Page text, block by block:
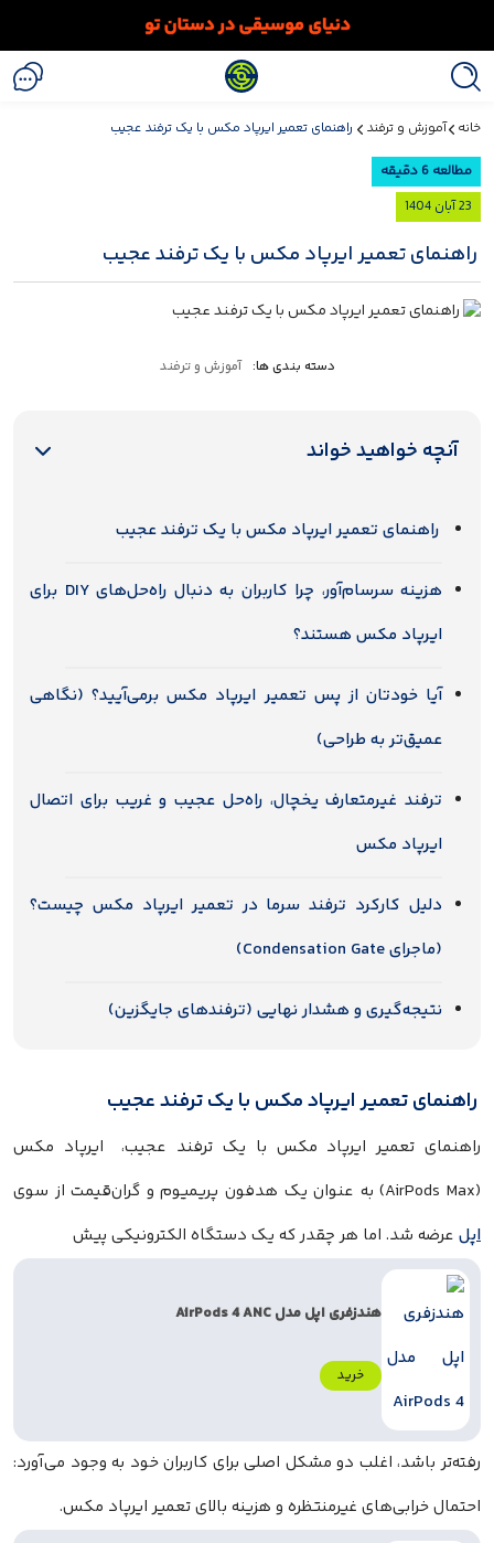
خانه آموزش و ترفند راهنمای تعمیر ایرپاد مکس با یک ترفند عجیب
مطالعه 6 دقیقه
23 آبان 1404
راهنمای تعمیر ایرپاد مکس با یک ترفند عجیب
دسته بندی ها: آموزش و ترفند
آنچه خواهید خواند
راهنمای تعمیر ایرپاد مکس با یک ترفند عجیب
هزینه سرسام‌آور، چرا کاربران به دنبال راه‌حل‌های DIY برای
ایرپاد مکس هستند؟
آیا خودتان از پس تعمیر ایرپاد مکس برمی‌آیید؟ (نگاهی
عمیق‌تر به طراحی)
ترفند غیرمتعارف یخچال، راه‌حل عجیب و غریب برای اتصال
ایرپاد مکس
دلیل کارکرد ترفند سرما در تعمیر ایرپاد مکس چیست؟
(ماجرای Condensation Gate)
نتیجه‌گیری و هشدار نهایی (ترفندهای جایگزین)
راهنمای تعمیر ایرپاد مکس با یک ترفند عجیب
راهنمای تعمیر ایرپاد مکس با یک ترفند عجیب، ایرپاد مکس
(AirPods Max) به عنوان یک هدفون پریمیوم و گران‌قیمت از سوی
اپل عرضه شد. اما هر چقدر که یک دستگاه الکترونیکی پیش
هندزفری اپل مدل AirPods 4 ANC
خرید
رفته‌تر باشد، اغلب دو مشکل اصلی برای کاربران خود به وجود می‌آورد:
احتمال خرابی‌های غیرمنتظره و هزینه بالای تعمیر ایرپاد مکس.